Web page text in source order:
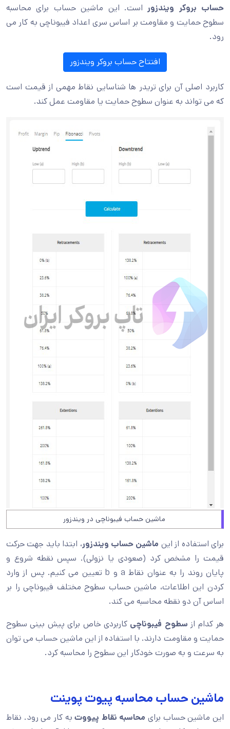
حساب بروکر ویندزوراست. این ماشین حساب برای محاسبه
سطوح حمایت و مقاومت بر اساس سری اعداد فیبوناچی به کار می
رود.
افتتاح حساب بروکر ویندزور
کاربرد اصلی آن برای تریدر ها شناسایی نقاط مهمی از قیمت است
که می تواند به عنوان سطوح حمایت یا مقاومت عمل کند.
ماشین حساب فیبوناچی در ویندزور
برای استفاده از این ماشین حساب ویندزور، ابتدا باید جهت حرکت
قیمت را مشخص کرد (صعودی یا نزولی). سپس نقطه شروع و
پایان روند را به عنوان نقاط a و b تعیین می کنیم. پس از وارد
کردن این اطلاعات، ماشین حساب سطوح مختلف فیبوناچی را بر
اساس آن دو نقطه محاسبه می کند.
هر کدام از سطوح فیبوناچی کاربردی خاص برای پیش بینی سطوح
حمایت و مقاومت دارند. با استفاده از این ماشین حساب می توان
به سرعت و به صورت خودکار این سطوح را محاسبه کرد.
ماشین حساب محاسبه پیوت پوینت
این ماشین حساب برای محاسبه نقاط پیووتبه کار می رود. نقاط